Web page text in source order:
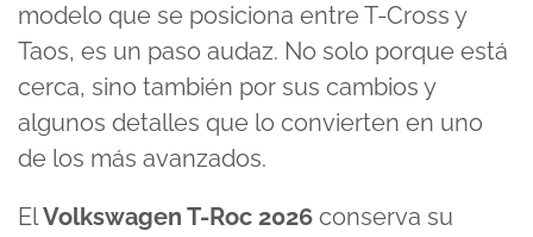
modelo que se posiciona entre T-Cross y
Taos, es un paso audaz. No solo porque está
cerca, sino también por sus cambios y
algunos detalles que lo convierten en uno
de los más avanzados.
ElVolkswagen T-Roc 2026 conserva su